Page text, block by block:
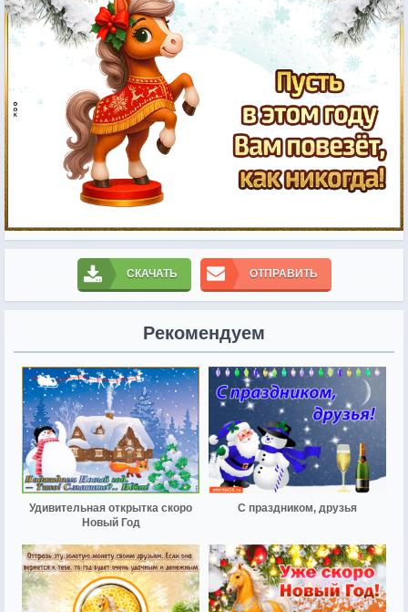
СКАЧАТЬ ОТПРАВИТЬ
Рекомендуем
Удивительная открытка скоро
Новый Год
С праздником, друзья